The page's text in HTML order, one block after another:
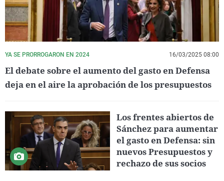
YA SE PRORROGARON EN 2024 16/03/2025 08:00
El debate sobre el aumento del gasto en Defensa
deja en el aire la aprobación de los presupuestos
Los frentes abiertos de
Sánchez para aumentar
el gasto en Defensa: sin
nuevos Presupuestos y
rechazo de sus socios